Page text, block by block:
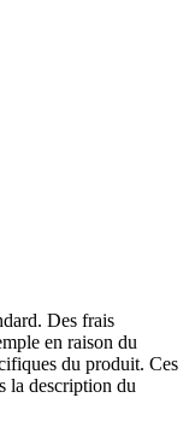
Des frais
en raison du
du produit. Ces
la description du